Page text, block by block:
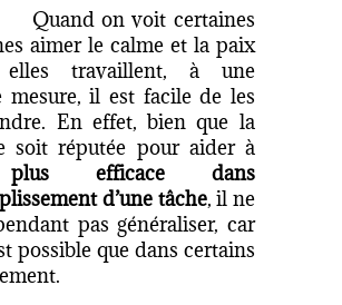
on voit certaines
aimer le calme et la paix
elles travaillent, à une
mesure, il est facile de les
En effet, bien que la
soit réputée pour aider à
plus efficace dans
d’une tâche, il ne
pas généraliser, car
possible que dans certains